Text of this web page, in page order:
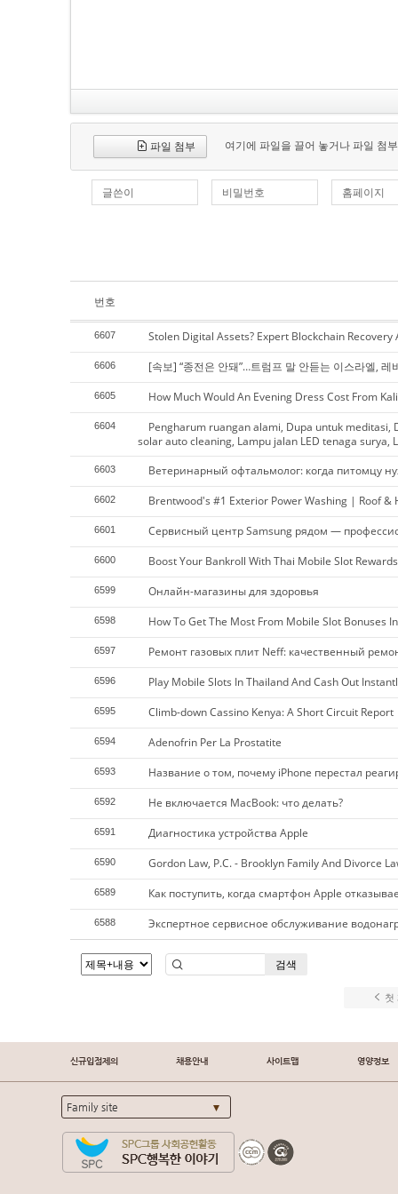
파일 첨부 여기에 파일을 끌어 놓거나 파일 첨
글쓴이 비밀번호 홈페이지
번호
6607 Stolen Digital Assets? Expert Blockchain
6606 [속보] “종전은 안돼”…트럼프 말 안듣는 이스라엘, 레
6605 How Much Would An Evening Dress Cost From
6604
Pengharum ruangan alami, Dupa untuk
solar auto cleaning, Lampu jalan LED tenaga
6603 Ветеринарный офтальмолог: когда питомцу
6602 Brentwood's #1 Exterior Power Washing | Roof &
6601 Сервисный центр Samsung рядом —
6600 Boost Your Bankroll With Thai Mobile Slot Rewards
6599 Онлайн-магазины для здоровья
6598 How To Get The Most From Mobile Slot Bonuses
6597 Ремонт газовых плит Neff: качественный
6596 Play Mobile Slots In Thailand And Cash Out
6595 Climb-down Cassino Kenya: A Short Circuit Report
6594 Adenofrin Per La Prostatite
6593 Название о том, почему iPhone перестал
6592 Не включается MacBook: что делать?
6591 Диагностика устройства Apple
6590 Gordon Law, P.C. - Brooklyn Family And Divorce
6589 Как поступить, когда смартфон Apple
6588 Экспертное сервисное обслуживание
검색
첫
신규입점제의 채용안내 사이트맵 영양정보
Family site